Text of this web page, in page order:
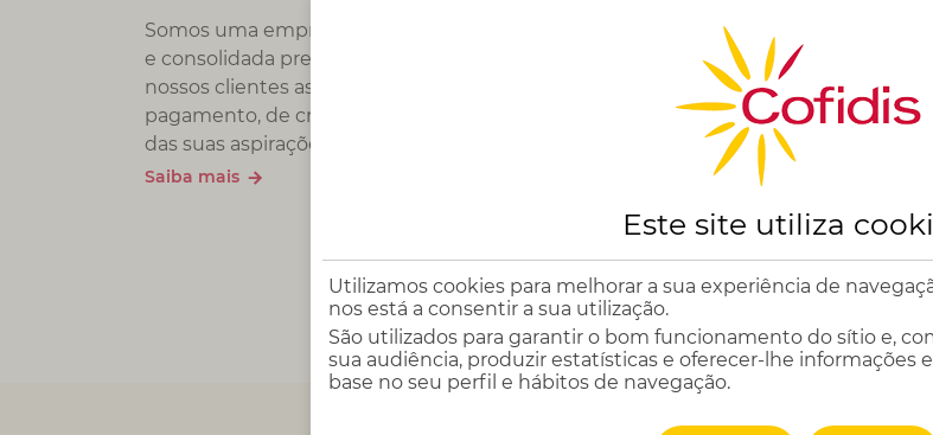
Somos uma empresa multinacional dinâmica e com uma longa
e consolidada presença em Portugal, focada em oferecer aos
nossos clientes as melhores e mais inovadoras soluções de
pagamento, de crédito e de seguros necessárias à concretização
das suas aspirações e projetos.
Saiba mais
Este site utiliza
Utilizamos cookies para melhorar a sua experiência de
nos está a consentir a sua utilização.
São utilizados para garantir o bom funcionamento do sítio e,
sua audiência, produzir estatísticas e oferecer-lhe informações
base no seu perfil e hábitos de navegação.